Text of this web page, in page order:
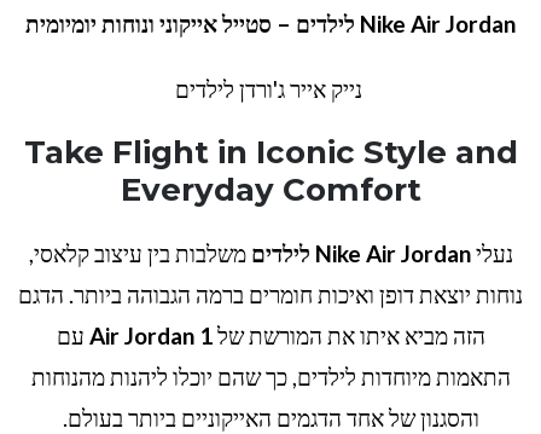
Nike Air Jordan לילדים – סטייל אייקוני ונוחות יומיומית
נייק אייר ג'ורדן לילדים
Take Flight in Iconic Style and
Everyday Comfort
נעליNike Air Jordan לילדים
משלבות בין עיצוב קלאסי,
נוחות יוצאת דופן ואיכות חומרים ברמה הגבוהה ביותר. הדגם
הזה מביא איתו את המורשת שלAir Jordan 1 עם
התאמות מיוחדות לילדים, כך שהם יוכלו ליהנות מהנוחות
והסגנון של אחד הדגמים האייקוניים ביותר בעולם.